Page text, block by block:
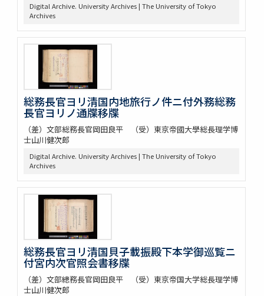
Digital Archive. University Archives | The University of Tokyo
Archives
総務長官ヨリ清国内地旅行ノ件ニ付外務総務
長官ヨリノ通牒移牒
（差）文部総務長官岡田良平 （受）東京帝國大學総長理学博
士山川健次郎
Digital Archive. University Archives | The University of Tokyo
Archives
総務長官ヨリ清国貝子載振殿下本学御巡覧ニ
付宮内次官照会書移牒
（差）文部總務長官岡田良平 （受）東京帝国大学総長理学博
士山川健次郎